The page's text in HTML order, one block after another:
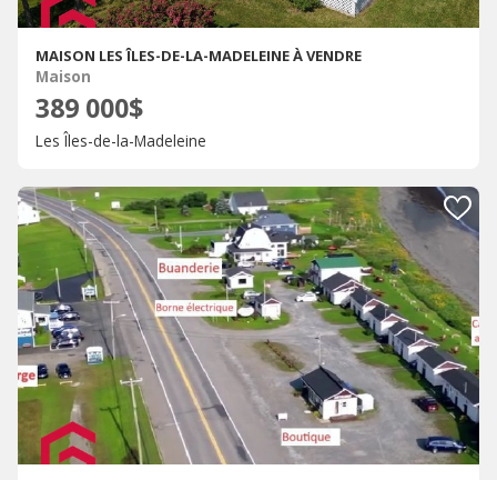
MAISON LES ÎLES-DE-LA-MADELEINE À VENDRE
Maison
389 000$
Les Îles-de-la-Madeleine